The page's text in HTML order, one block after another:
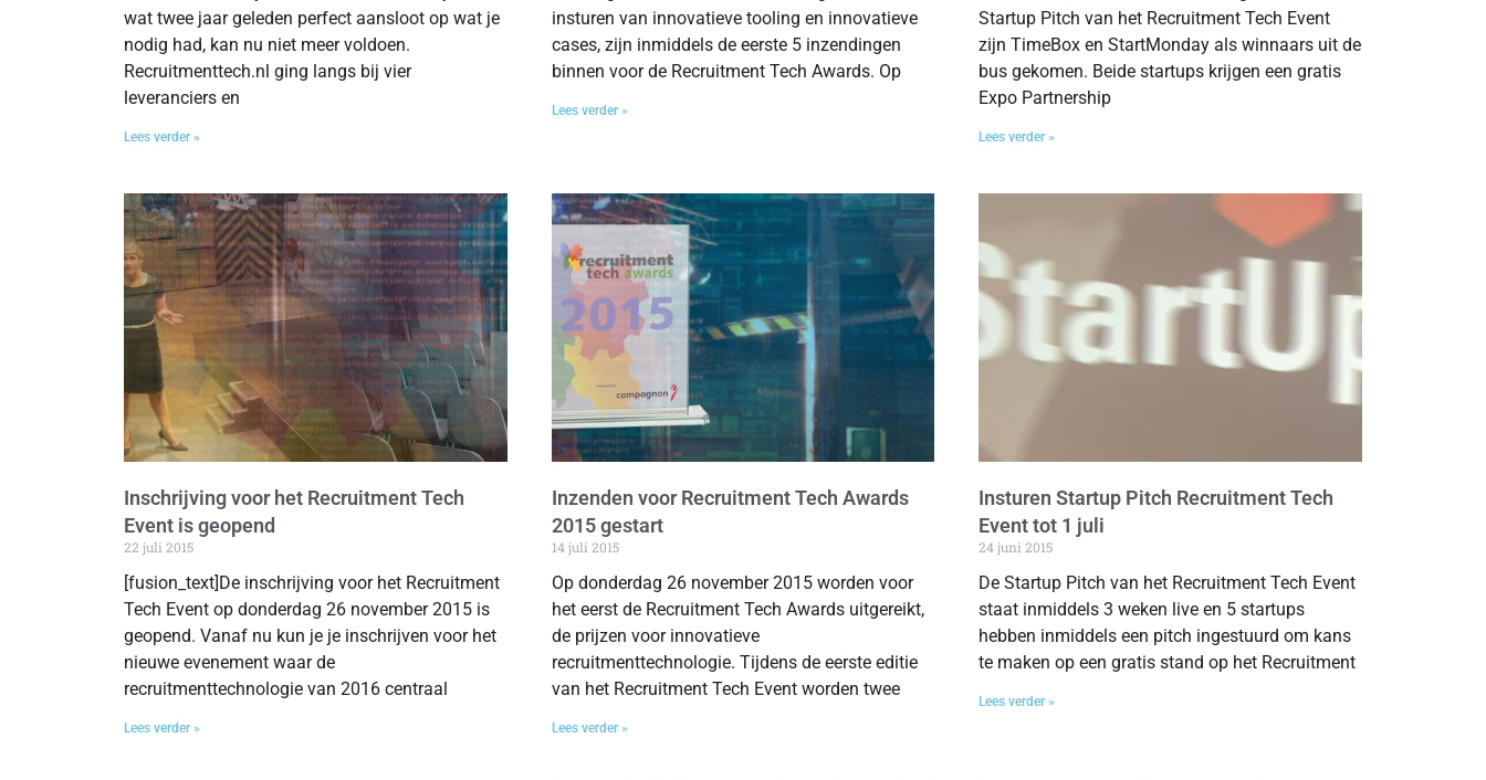
wat twee jaar geleden perfect aansloot op wat je
nodig had, kan nu niet meer voldoen.
Recruitmenttech.nl ging langs bij vier
leveranciers en
Lees verder »
insturen van innovatieve tooling en innovatieve
cases, zijn inmiddels de eerste 5 inzendingen
binnen voor de Recruitment Tech Awards. Op
Lees verder »
Startup Pitch van het Recruitment Tech Event
zijn TimeBox en StartMonday als winnaars uit de
bus gekomen. Beide startups krijgen een gratis
Expo Partnership
Lees verder »
Inschrijving voor het Recruitment Tech
Event is geopend
22 juli 2015
[fusion_text]De inschrijving voor het Recruitment
Tech Event op donderdag 26 november 2015 is
geopend. Vanaf nu kun je je inschrijven voor het
nieuwe evenement waar de
recruitmenttechnologie van 2016 centraal
Lees verder »
Inzenden voor Recruitment Tech Awards
2015 gestart
14 juli 2015
Op donderdag 26 november 2015 worden voor
het eerst de Recruitment Tech Awards uitgereikt,
de prijzen voor innovatieve
recruitmenttechnologie. Tijdens de eerste editie
van het Recruitment Tech Event worden twee
Lees verder »
Insturen Startup Pitch Recruitment Tech
Event tot 1 juli
24 juni 2015
De Startup Pitch van het Recruitment Tech Event
staat inmiddels 3 weken live en 5 startups
hebben inmiddels een pitch ingestuurd om kans
te maken op een gratis stand op het Recruitment
Lees verder »